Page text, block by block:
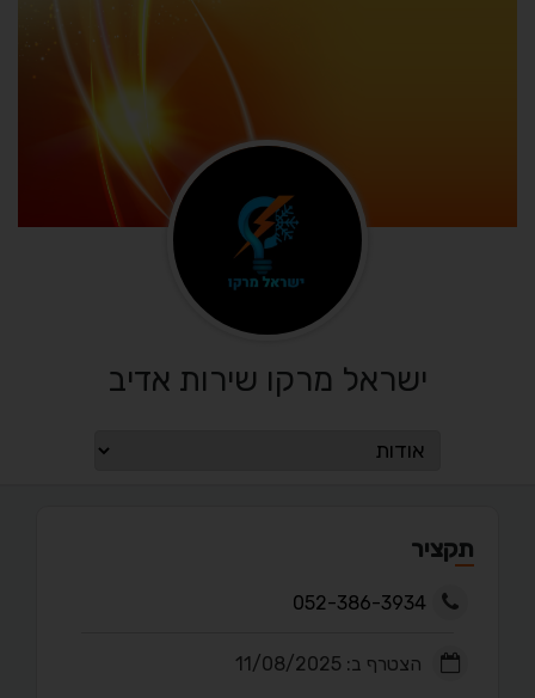
ישראל מרקו שירות אדיב
תקציר
052-386-3934
הצטרף ב: 11/08/2025